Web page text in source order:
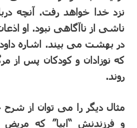
نزد خدا خواهد رفت. آنچه
ناشی از ناآگاهی نبود. او
در بهشت می بیند. اشاره
که نوزادان و کودکان پس
روند.
مثال دیگر را می توان از شرح
و فرزندنش “ابیا” که